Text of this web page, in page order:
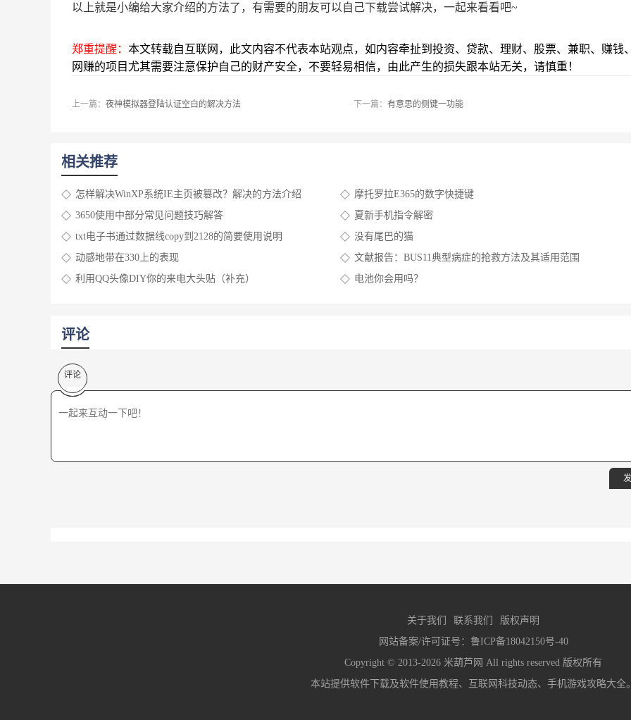
以上就是小编给大家介绍的方法了，有需要的朋友可以自己下载尝试解决，一起来看看吧~
郑重提醒： 本文转载自互联网，此文内容不代表本站观点，如内容牵扯到投资、贷款、理财、股票、兼职、赚钱
网赚的项目尤其需要注意保护自己的财产安全，不要轻易相信，由此产生的损失跟本站无关，请慎重！
上一篇： 夜神模拟器登陆认证空白的解决方法 下一篇： 有意思的侧键一功能
相关推荐
怎样解决WinXP系统IE主页被篡改？解决的方法介绍
摩托罗拉E365的数字快捷键
3650使用中部分常见问题技巧解答
夏新手机指令解密
txt电子书通过数据线copy到2128的简要使用说明
没有尾巴的猫
动感地带在330上的表现
文献报告：BUS11典型病症的抢救方法及其适用范围
利用QQ头像DIY你的来电大头贴（补充）
电池你会用吗？
评论
评论
关于我们 联系我们
版权声明
网站备案/许可证号： 鲁ICP备18042150号-40
Copyright © 2013-2026 米葫芦网 All rights reserved 版权所有
本站提供软件下载及软件使用教程、互联网科技动态、手机游戏攻略大全